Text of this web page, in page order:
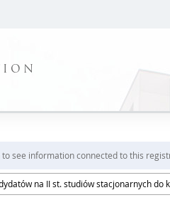
see information connected to this
na II st. studiów stacjonarnych